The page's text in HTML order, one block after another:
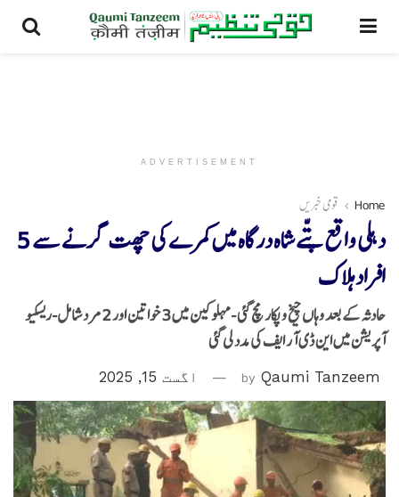
ADVERTISEMENT
Home قومی خبریں
دہلی واقع پتّے شاہ درگاہ میں کمرے کی چھت گرنے سے 5
افراد ہلاک
حادثہ کے بعد وہاں چیخ و پکار مچ گئی -مہلوکین میں 3 خواتین اور 2 مرد شامل-ریسکیو
آپریشن میں این ڈی آر ایف کی مدد لی گئی
by Qaumi Tanzeem اگست 15, 2025